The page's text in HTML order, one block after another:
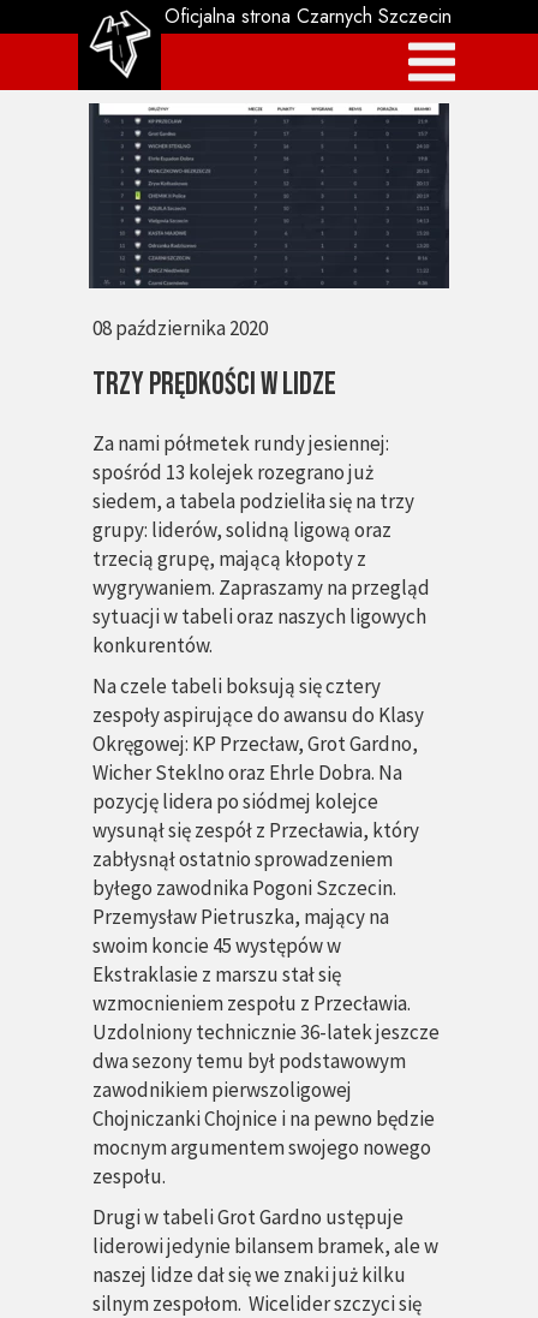
Za nami półmetek rundy jesiennej:
spośród 13 kolejek rozegrano już
siedem, a tabela podzieliła się na trzy
grupy: liderów, solidną ligową oraz
trzecią grupę, mającą kłopoty z
wygrywaniem. Zapraszamy na przegląd
sytuacji w tabeli oraz naszych ligowych
konkurentów.
Na czele tabeli boksują się cztery
zespoły aspirujące do awansu do Klasy
Okręgowej: KP Przecław, Grot Gardno,
Wicher Steklno oraz Ehrle Dobra. Na
pozycję lidera po siódmej kolejce
wysunął się zespół z Przecławia, który
zabłysnął ostatnio sprowadzeniem
byłego zawodnika Pogoni Szczecin.
Przemysław Pietruszka, mający na
swoim koncie 45 występów w
Ekstraklasie z marszu stał się
wzmocnieniem zespołu z Przecławia.
Uzdolniony technicznie 36-latek jeszcze
dwa sezony temu był podstawowym
zawodnikiem pierwszoligowej
Chojniczanki Chojnice i na pewno będzie
mocnym argumentem swojego nowego
zespołu.
Drugi w tabeli Grot Gardno ustępuje
liderowi jedynie bilansem bramek, ale w
naszej lidze dał się we znaki już kilku
silnym zespołom. Wicelider szczyci się
Trzy prędkości w lidze
08 października 2020
Oficjalna strona Czarnych Szczecin